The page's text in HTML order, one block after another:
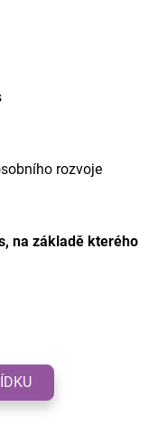
rozvoje
na základě kterého